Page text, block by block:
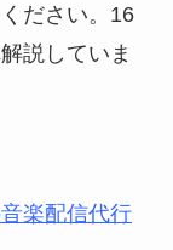
ださい。16
説していま
楽配信代行